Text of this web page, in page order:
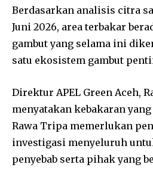
Berdasarkan analisis citra
Juni 2026, area terbakar
gambut yang selama ini
satu ekosistem gambut
Direktur APEL Green Aceh,
menyatakan kebakaran
Rawa Tripa memerlukan
investigasi menyeluruh
penyebab serta pihak yang